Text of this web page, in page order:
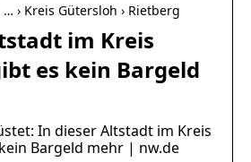
› Kreis Gütersloh › Rietberg
im Kreis
es kein Bargeld
In dieser Altstadt im Kreis
Bargeld mehr | nw.de